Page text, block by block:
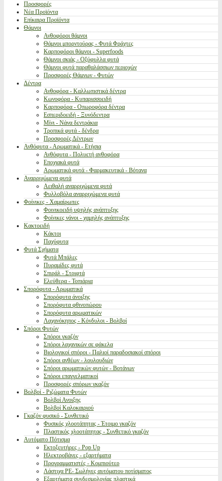
Προσφορές
Νέα Προϊόντα
Επίκαιρα Προϊόντα
Θάμνοι
Ανθοφόροι θάμνοι
Θάμνοι μπορντούρας - Φυτά Φράχτες
Καρποφόροι θάμνοι - Superfoods
Θάμνοι σκιάς - Οξύφυλλα φυτά
Θάμνοι φυτά παραθαλάσσιων περιοχών
Προσφορές Θάμνων - Φυτών
Δέντρα
Ανθοφόρα - Καλλωπιστικά δέντρα
Κωνοφόρα - Κυπαρισσοειδή
Καρποφόρα - Οπωροφόρα δέντρα
Εσπεριδοειδή - Ξυνόδεντρα
Μίνι - Νάνα δεντράκια
Τροπικά φυτά - δένδρα
Προσφορές Δέντρων
Ανθόφυτα - Αρωματικά - Ετήσια
Ανθόφυτα - Πολυετή ανθοφόρα
Εποχιακά φυτά
Αρωματικά φυτά - Φαρμακευτικά - Βότανα
Αναρριχώμενα φυτά
Αειθαλή αναρριχώμενα φυτά
Φυλλοβόλα αναρριχώμενα φυτά
Φοίνικες - Χαμαίρωπες
Φοινικοειδή υψηλής ανάπτυξης
Φοίνικες νάνοι - χαμηλής ανάπτυξης
Κακτοειδή
Κάκτοι
Παχύφυτα
Φυτά Σχήματα
Φυτά Μπάλες
Πυραμίδες φυτά
Σπιράλ - Στριφτά
Ελεύθερα - Τοπιάρια
Σπορόφυτα - Αρωματικά
Σπορόφυτα άνοιξης
Σπορόφυτα φθινοπώρου
Σπορόφυτα αρωματικών
Λαχανόκηπος - Κόνδυλοι - Βολβοί
Σπόροι Φυτών
Σπόροι γκαζόν
Σπόροι λαχανικών σε φάκελα
Βιολογικοί σπόροι - Παλιοί παραδοσιακοί σπόροι
Σπόροι ανθέων - λουλουδιών
Σπόροι αρωματικών φυτών - Βοτάνων
Σπόροι επαγγελματικοί
Προσφορές σπόρων γκαζόν
Βολβοί - Ριζώματα Φυτών
Βολβοί Ανοιξης
Βολβοί Καλοκαιριού
Γκαζόν φυσικό - Συνθετικό
Φυσικός χλοοτάπητας - Έτοιμο γκαζόν
Πλαστικός χλοοτάπητας - Συνθετικό γκαζόν
Αυτόματο Πότισμα
Εκτοξευτήρες - Pop Up
Ηλεκτροβάνες - εξαρτήματα
Προγραμματιστές - Κομπιούτερ
Λάστιχα PE- Σωλήνες αυτόματου ποτίσματος
Εξαρτήματα συνδεσμολογίας πλαστικά